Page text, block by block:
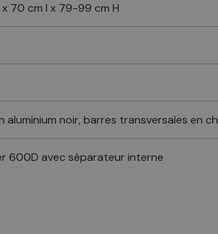
x 70 cm l x 79-99 cm H
aluminium noir, barres transversales en
600D avec séparateur interne